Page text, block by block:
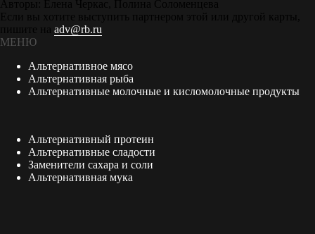
adv@rb.ru
МЕНЮ
Альтернативное мясо
Альтернативная рыба
Альтернативные молочные и кисломолочные продукты
Альтернативный протеин
Альтернативные сладости
Заменители сахара и соли
Альтернативная мука